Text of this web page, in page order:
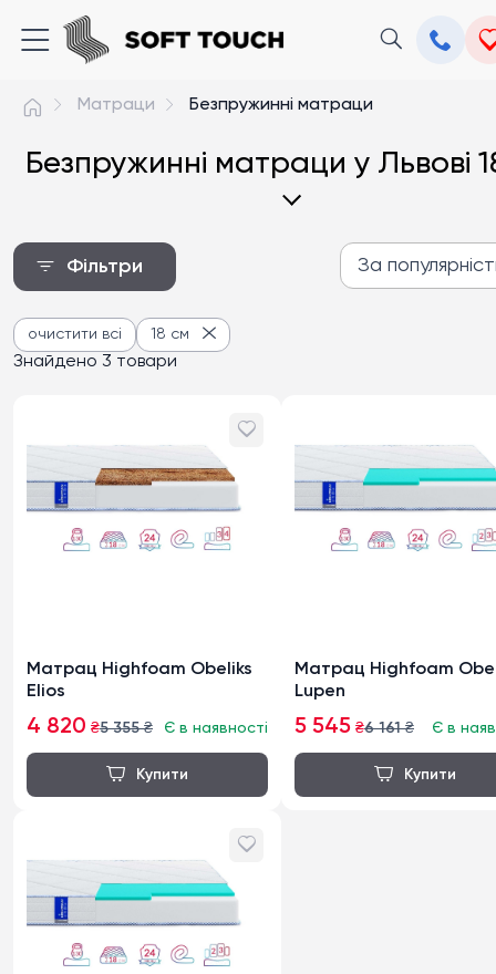
Матраци Безпружинні матраци
Безпружинні матраци у Львові
Фільтри За
Знайдено 3 товари
очистити всі 18 см
Матрац Highfoam Obeliks
Elios
4 820 ₴5 355₴ Є в наявності
Матрац Highfoam
Lupen
5 545 ₴6 161₴ Є в